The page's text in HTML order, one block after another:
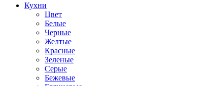
Кухни
Цвет
Белые
Черные
Желтые
Красные
Зеленые
Серые
Бежевые